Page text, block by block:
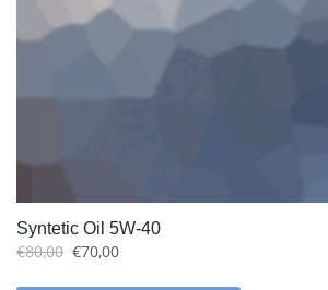
Syntetic Oil 5W-40
€80,00 €70,00